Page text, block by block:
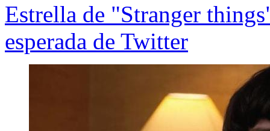
Estrella de "Stranger
esperada de Twitter